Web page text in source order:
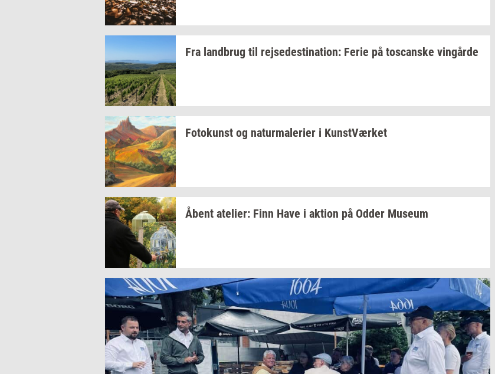
Fra land­brug til rej­se­desti­na­tion: Ferie på toscan­ske vin­går­de
Fo­to­kunst og na­tur­ma­le­ri­er i Kunst­Vær­ket
Åbent ate­li­er: Finn Have i ak­tion på Odder Mu­se­um